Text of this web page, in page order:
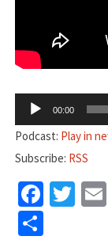
声
レ
ー
ヤ
ー
00:00
Podcast: Play in
Subscribe: RSS
共